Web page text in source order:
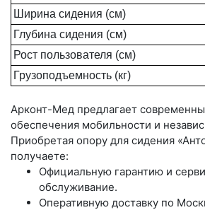
Ширина сидения (см)
Глубина сидения (см)
Рост пользователя (см)
Грузоподъемность (кг)
Арконт-Мед предлагает
обеспечения мобильности и
Приобретая опору для сидения
получаете:
Официальную гарантию и
обслуживание.
Оперативную доставку по